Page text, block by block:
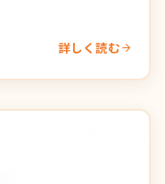
詳しく読む